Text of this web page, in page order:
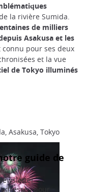
la rivière Sumida.
de milliers
Asakusa et les
connu pour ses deux
et la vue
de Tokyo illuminés
Asakusa, Tokyo